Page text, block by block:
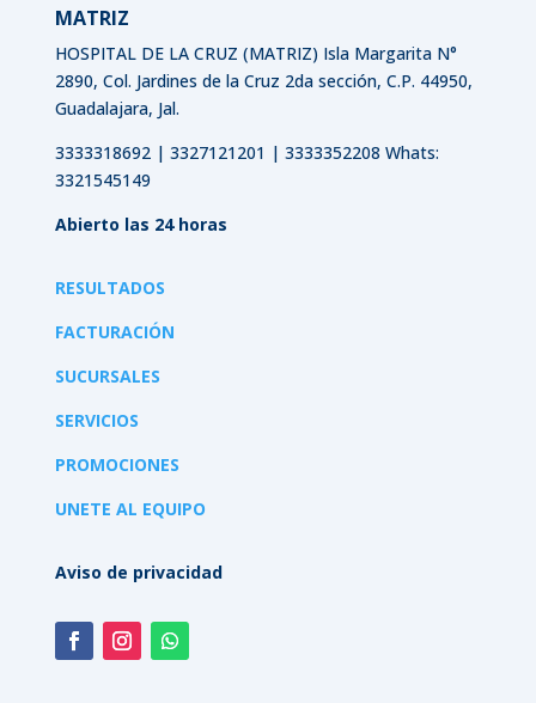
MATRIZ
HOSPITAL DE LA CRUZ (MATRIZ) Isla Margarita N°
2890, Col. Jardines de la Cruz 2da sección, C.P. 44950,
Guadalajara, Jal.
3333318692 | 3327121201 | 3333352208 Whats:
3321545149
Abierto las 24 horas
RESULTADOS
FACTURACIÓN
SUCURSALES
SERVICIOS
PROMOCIONES
UNETE AL EQUIPO
Aviso de privacidad